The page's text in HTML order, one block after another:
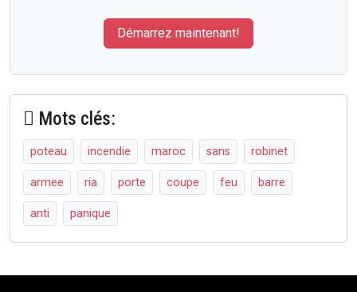
Démarrez maintenant!
Mots clés:
poteau incendie maroc sans robinet
armee ria porte coupe feu barre
anti panique